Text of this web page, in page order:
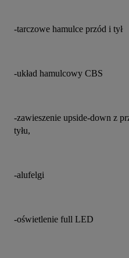
-tarczowe hamulce przód i tył
-układ hamulcowy CBS
-zawieszenie upside-down z
tyłu,
-alufelgi
-oświetlenie full LED